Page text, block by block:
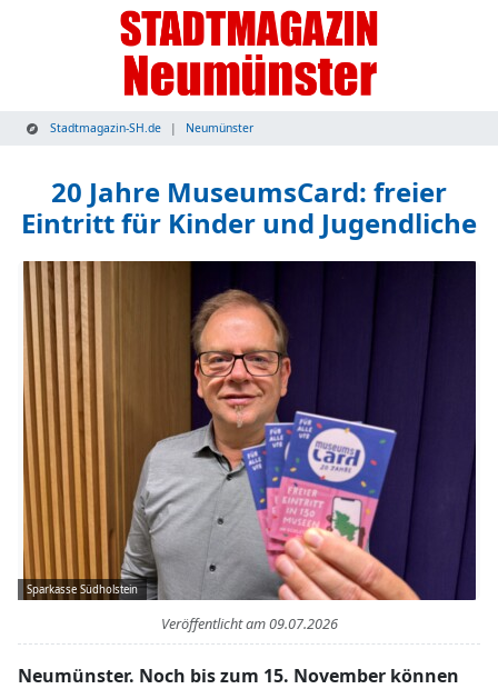
Stadtmagazin-SH.de Neumünster
20 Jahre MuseumsCard: freier
Eintritt für Kinder und Jugendliche
Sparkasse Südholstein
Veröffentlicht am09.07.2026
Neumünster. Noch bis zum 15. November können